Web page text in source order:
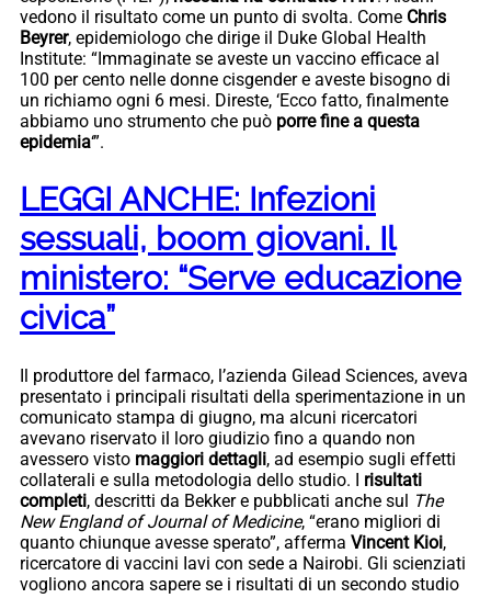
vedono il risultato come un punto di svolta. Come Chris
Beyrer, epidemiologo che dirige il Duke Global Health
Institute: “Immaginate se aveste un vaccino efficace al
100 per cento nelle donne cisgender e aveste bisogno di
un richiamo ogni 6 mesi. Direste, ‘Ecco fatto, finalmente
abbiamo uno strumento che può porre fine a questa
epidemia‘”.
LEGGI ANCHE: Infezioni
sessuali, boom giovani. Il
ministero: “Serve educazione
civica”
Il produttore del farmaco, l’azienda Gilead Sciences, aveva
presentato i principali risultati della sperimentazione in un
comunicato stampa di giugno, ma alcuni ricercatori
avevano riservato il loro giudizio fino a quando non
avessero visto maggiori dettagli, ad esempio sugli effetti
collaterali e sulla metodologia dello studio. I risultati
completi, descritti da Bekker e pubblicati anche sul The
New England of Journal of Medicine, “erano migliori di
quanto chiunque avesse sperato”, afferma Vincent Kioi,
ricercatore di vaccini Iavi con sede a Nairobi. Gli scienziati
vogliono ancora sapere se i risultati di un secondo studio